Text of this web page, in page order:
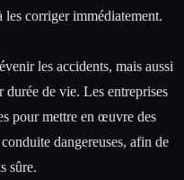
les corriger immédiatement.
les accidents, mais aussi
de vie. Les entreprises
pour mettre en œuvre des
dangereuses, afin de
sûre.